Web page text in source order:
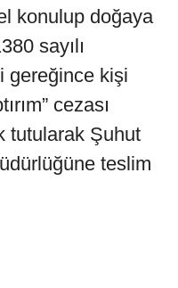
konulup doğaya
sayılı
gereğince kişi
cezası
tutularak Şuhut
teslim